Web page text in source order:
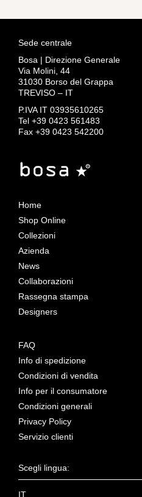
Sede centrale
Bosa | Direzione Generale
Via Molini, 44
31030 Borso del Grappa
TREVISO – IT
P.IVA IT 03935610265
Tel +39 0423 561483
Fax +39 0423 542200
Home
Shop Online
Collezioni
Azienda
News
Collaborazioni
Rassegna stampa
Designers
FAQ
Info di spedizione
Condizioni di vendita
Info per il consumatore
Condizioni generali
Privacy Policy
Servizio clienti
Scegli lingua:
IT